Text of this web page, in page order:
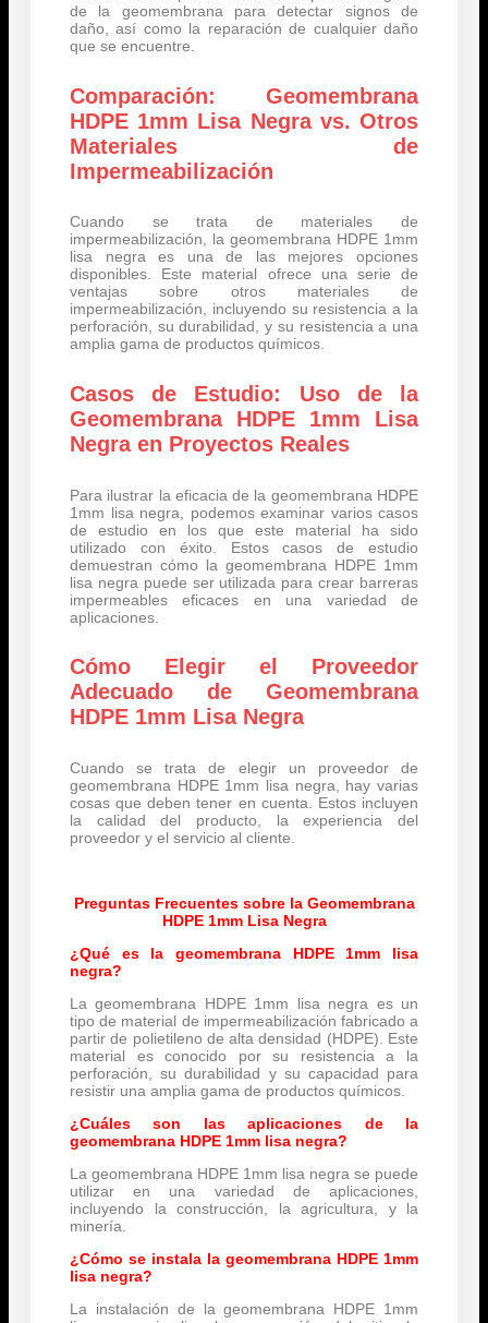
de la geomembrana para detectar signos de
daño, así como la reparación de cualquier daño
que se encuentre.
Comparación: Geomembrana
HDPE 1mm Lisa Negra vs. Otros
Materiales de
Impermeabilización
Cuando se trata de materiales de
impermeabilización, la geomembrana HDPE 1mm
lisa negra es una de las mejores opciones
disponibles. Este material ofrece una serie de
ventajas sobre otros materiales de
impermeabilización, incluyendo su resistencia a la
perforación, su durabilidad, y su resistencia a una
amplia gama de productos químicos.
Casos de Estudio: Uso de la
Geomembrana HDPE 1mm Lisa
Negra en Proyectos Reales
Para ilustrar la eficacia de la geomembrana HDPE
1mm lisa negra, podemos examinar varios casos
de estudio en los que este material ha sido
utilizado con éxito. Estos casos de estudio
demuestran cómo la geomembrana HDPE 1mm
lisa negra puede ser utilizada para crear barreras
impermeables eficaces en una variedad de
aplicaciones.
Cómo Elegir el Proveedor
Adecuado de Geomembrana
HDPE 1mm Lisa Negra
Cuando se trata de elegir un proveedor de
geomembrana HDPE 1mm lisa negra, hay varias
cosas que deben tener en cuenta. Estos incluyen
la calidad del producto, la experiencia del
proveedor y el servicio al cliente.
Preguntas Frecuentes sobre la Geomembrana
HDPE 1mm Lisa Negra
¿Qué es la geomembrana HDPE 1mm lisa
negra?
La geomembrana HDPE 1mm lisa negra es un
tipo de material de impermeabilización fabricado a
partir de polietileno de alta densidad (HDPE). Este
material es conocido por su resistencia a la
perforación, su durabilidad y su capacidad para
resistir una amplia gama de productos químicos.
¿Cuáles son las aplicaciones de la
geomembrana HDPE 1mm lisa negra?
La geomembrana HDPE 1mm lisa negra se puede
utilizar en una variedad de aplicaciones,
incluyendo la construcción, la agricultura, y la
minería.
¿Cómo se instala la geomembrana HDPE 1mm
lisa negra?
La instalación de la geomembrana HDPE 1mm